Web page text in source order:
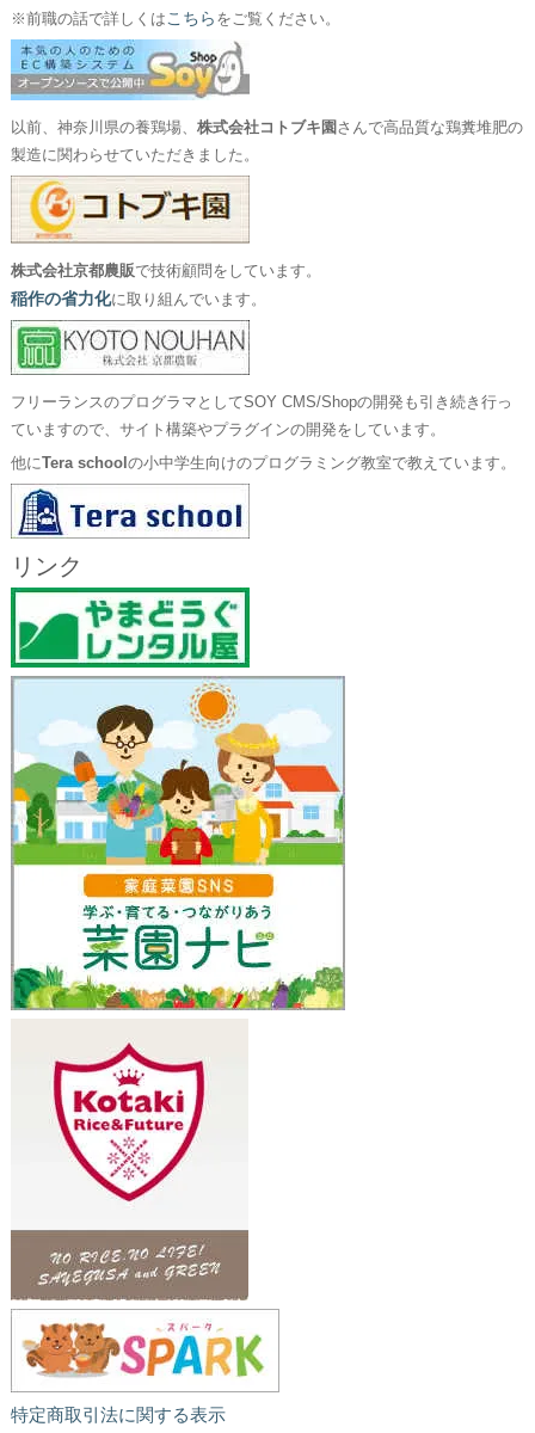
※前職の話で詳しくは こちら をご覧ください。
以前、神奈川県の養鶏場、 株式会社コトブキ園 さんで高品質な鶏糞堆肥の
製造に関わらせていただきました。
株式会社京都農販で技術顧問をしています。
稲作の省力化に取り組んでいます。
フリーランスのプログラマとしてSOY CMS/Shopの開発も引き続き行っ
ていますので、サイト構築やプラグインの開発をしています。
他にTera school の小中学生向けのプログラミング教室で教えています。
リンク
特定商取引法に関する表示